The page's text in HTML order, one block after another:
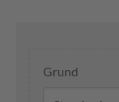
Grund